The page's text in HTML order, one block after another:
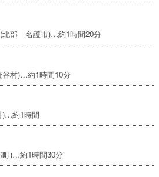
(北部 名護市)…約1時間20分
村)…約1時間10分
)…約1時間
町)…約1時間30分